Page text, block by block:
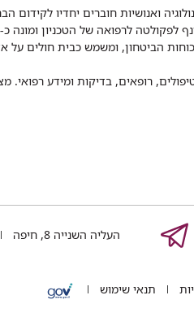
ואנושיות חוברים יחדיו לקידום
רופאים, בדיקות ומידע
העליה השנייה 8, חיפה
תנאי שימוש